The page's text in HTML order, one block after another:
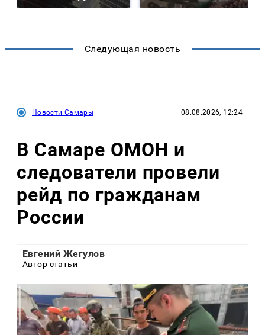
Следующая новость
Новости Самары 08.08.2026, 12:24
В Самаре ОМОН и
следователи провели
рейд по гражданам
России
Евгений Жегулов
Автор статьи